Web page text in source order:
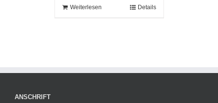
Weiterlesen Details
ANSCHRIFT